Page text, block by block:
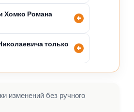
Хомко Романа
только
изменений без ручного